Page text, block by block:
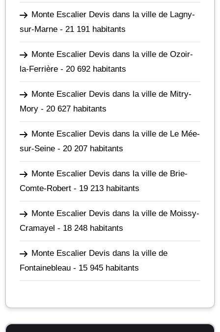
Monte Escalier Devis dans la ville de Lagny-
sur-Marne - 21 191 habitants
Monte Escalier Devis dans la ville de Ozoir-
la-Ferrière - 20 692 habitants
Monte Escalier Devis dans la ville de Mitry-
Mory - 20 627 habitants
Monte Escalier Devis dans la ville de Le Mée-
sur-Seine - 20 207 habitants
Monte Escalier Devis dans la ville de Brie-
Comte-Robert - 19 213 habitants
Monte Escalier Devis dans la ville de Moissy-
Cramayel - 18 248 habitants
Monte Escalier Devis dans la ville de
Fontainebleau - 15 945 habitants